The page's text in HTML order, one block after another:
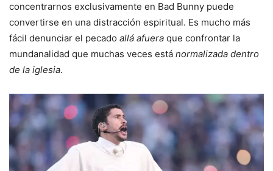
concentrarnos exclusivamente en Bad Bunny puede
convertirse en una distracción espiritual. Es mucho más
fácil denunciar el pecado allá afuera que confrontar la
mundanalidad que muchas veces está normalizada dentro
de la iglesia.